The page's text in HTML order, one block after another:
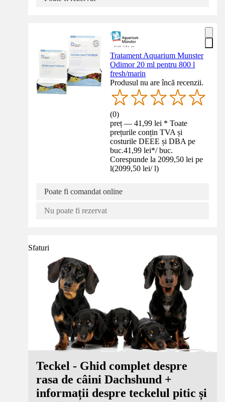
Tratament Aquarium Munster
Odimor 20 ml pentru 800 l
fresh/marin
Produsul nu are încă recenzii.
(0)
preț — 41,99 lei * Toate
prețurile conțin TVA și
costurile DEEE și DBA pe
buc.41,99 lei*/ buc.
Corespunde la 2099,50 lei pe
l(2099,50 lei/ l)
Poate fi comandat online
Nu poate fi rezervat
Sfaturi
Teckel - Ghid complet despre
rasa de câini Dachshund +
informații despre teckelul pitic și